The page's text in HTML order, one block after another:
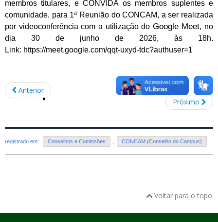
membros titulares, e CONVIDAos membros suplentes e
comunidade, para 1ª Reunião doCONCAM, a ser realizada
por videoconferência com a utilização do Google Meet, no
dia 30 de junho de 2026, às 18h.
Link: https://meet.google.com/qqt-uxyd-tdc?authuser=1
Anterior
Próximo
registrado em: Conselhos e Comissões CONCAM (Conselho do Campus)
Voltar para o topo